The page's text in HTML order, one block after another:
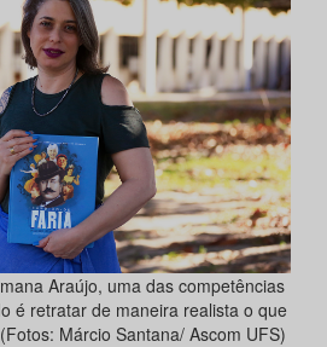
Araújo, uma das competências
é retratar de maneira realista o que
Márcio Santana/ Ascom UFS)